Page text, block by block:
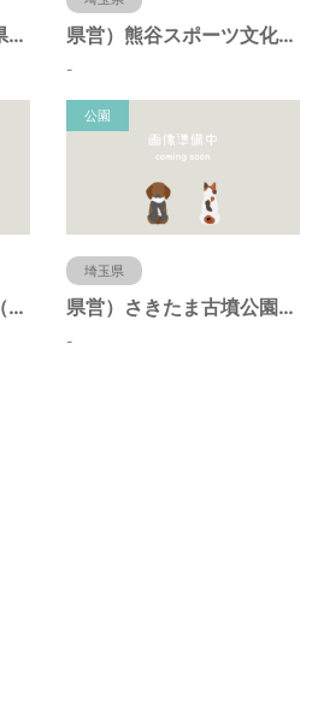
県営）川越公園（埼玉県川越市） 県営）熊谷スポーツ文化公園（埼玉県熊谷市）
-
県営）荒川大麻生公園（埼玉県熊谷市）
公園
埼玉県
県営）さきたま古墳公園（埼玉県行田市）
-